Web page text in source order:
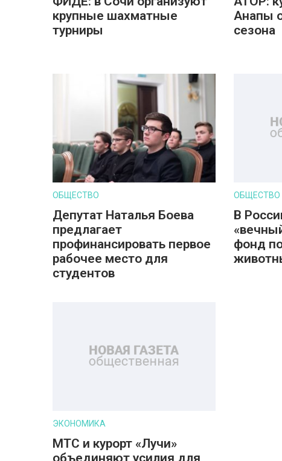
крупные шахматные
турниры
Анапы
сезона
ОБЩЕСТВО
Депутат Наталья Боева
предлагает
профинансировать первое
рабочее место для
студентов
ОБЩЕСТВО
В
фонд
ЭКОНОМИКА
МТС и курорт «Лучи»
объединяют усилия для